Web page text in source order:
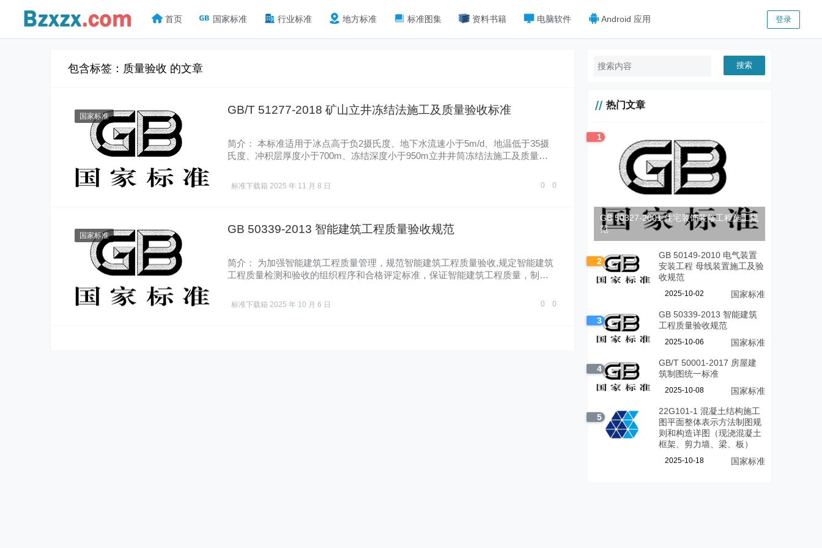
首页 国家标准 行业标准 地方标准 标准图集 资料书籍 电脑软件 Android 应用 登录
包含标签：质量验收 的文章
国家标准 GB/T 51277-2018 矿山立井冻结法施工及质量验收标准
简介： 本标准适用于冰点高于负2摄氏度、地下水流速小于5m/d、地温低于35摄
氏度、冲积层厚度小于700m、冻结深度小于950m立井井筒冻结法施工及质量验
标准下载箱 2025 年 11 月 8 日 0 0
国家标准 GB 50339-2013 智能建筑工程质量验收规范
简介： 为加强智能建筑工程质量管理，规范智能建筑工程质量验收,规定智能建筑
工程质量检测和验收的组织程序和合格评定标准，保证智能建筑工程质量，制定
标准下载箱 2025 年 10 月 6 日 0 0
搜索
热门文章
1
GB 50327-2001 住宅装饰装修工程施工规
范
2
GB 50149-2010 电气装置
安装工程 母线装置施工及验
收规范
2025-10-02 国家标准
3
GB 50339-2013 智能建筑
工程质量验收规范
2025-10-06 国家标准
4
GB/T 50001-2017 房屋建
筑制图统一标准
2025-10-08 国家标准
5
22G101-1 混凝土结构施工
图平面整体表示方法制图规
则和构造详图（现浇混凝土
框架、剪力墙、梁、板）
2025-10-18 国家标准